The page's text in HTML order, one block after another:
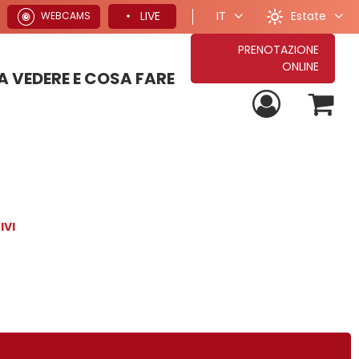
WEBCAMS LIVE IT Estate
VEDERE E COSA FARE
PRENOTAZIONE
ONLINE